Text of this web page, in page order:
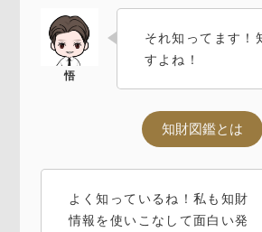
それ知ってます！
すよね！
知財図鑑とは
よく知っているね！私も知財
情報を使いこなして面白い発